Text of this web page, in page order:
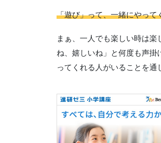
「遊び」って、一緒にやっ
まぁ、一人でも楽しい時は
ね、嬉しいね」と何度も声
ってくれる人がいることを通